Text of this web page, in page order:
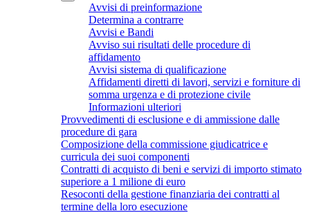
Avvisi di preinformazione
Determina a contrarre
Avvisi e Bandi
Avviso sui risultati delle procedure di
affidamento
Avvisi sistema di qualificazione
Affidamenti diretti di lavori, servizi e forniture di
somma urgenza e di protezione civile
Informazioni ulteriori
Provvedimenti di esclusione e di ammissione dalle
procedure di gara
Composizione della commissione giudicatrice e
curricula dei suoi componenti
Contratti di acquisto di beni e servizi di importo stimato
superiore a 1 milione di euro
Resoconti della gestione finanziaria dei contratti al
termine della loro esecuzione